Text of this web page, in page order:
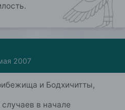
2007
и Бодхичитты,
в начале